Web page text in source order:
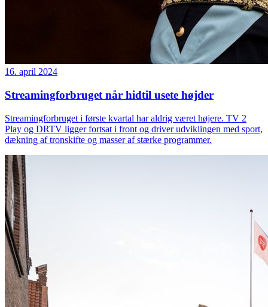
16. april 2024
Streamingforbruget når hidtil usete højder
Streamingforbruget i første kvartal har aldrig været højere. TV 2
Play og DRTV ligger fortsat i front og driver udviklingen med sport,
dækning af tronskifte og masser af stærke programmer.